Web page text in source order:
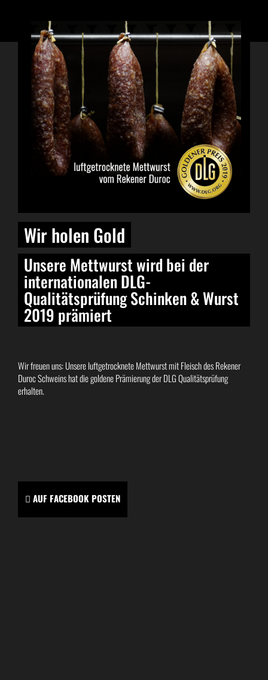
Wir holen Gold
Unsere Mettwurst wird bei der
internationalen DLG-
Qualitätsprüfung Schinken & Wurst
2019 prämiert
Wir freuen uns: Unsere luftgetrocknete Mettwurst mit Fleisch des Rekener
Duroc Schweins hat die goldene Prämierung der DLG Qualitätsprüfung
erhalten.
AUF FACEBOOK POSTEN